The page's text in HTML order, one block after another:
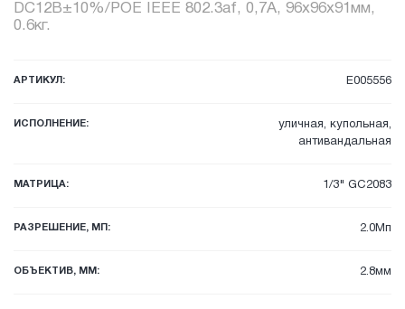
DC12В±10%/POE IEEE 802.3af, 0,7А, 96x96x91мм,
0.6кг.
АРТИКУЛ: E005556
ИСПОЛНЕНИЕ:
уличная, купольная,
антивандальная
МАТРИЦА: 1/3" GC2083
РАЗРЕШЕНИЕ, МП: 2.0Мп
ОБЪЕКТИВ, ММ: 2.8мм